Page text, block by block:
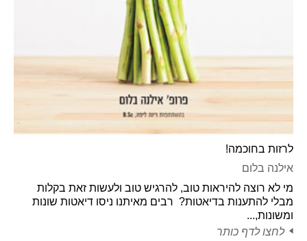
לרזות בחוכמה!
אילנה בלום
מי לא רוצה להיראות טוב, להרגיש טוב ולעשות זאת בקלות
מבלי להתענות בדיאטות? רבים מאיתנו ניסו דיאטות שונות
ומשונות,...
לחצו לדף כותר